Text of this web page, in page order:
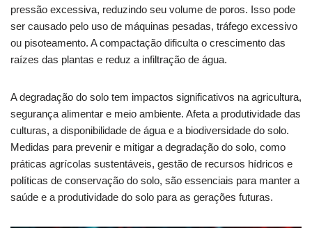
pressão excessiva, reduzindo seu volume de poros. Isso pode
ser causado pelo uso de máquinas pesadas, tráfego excessivo
ou pisoteamento. A compactação dificulta o crescimento das
raízes das plantas e reduz a infiltração de água.
A degradação do solo tem impactos significativos na agricultura,
segurança alimentar e meio ambiente. Afeta a produtividade das
culturas, a disponibilidade de água e a biodiversidade do solo.
Medidas para prevenir e mitigar a degradação do solo, como
práticas agrícolas sustentáveis, gestão de recursos hídricos e
políticas de conservação do solo, são essenciais para manter a
saúde e a produtividade do solo para as gerações futuras.